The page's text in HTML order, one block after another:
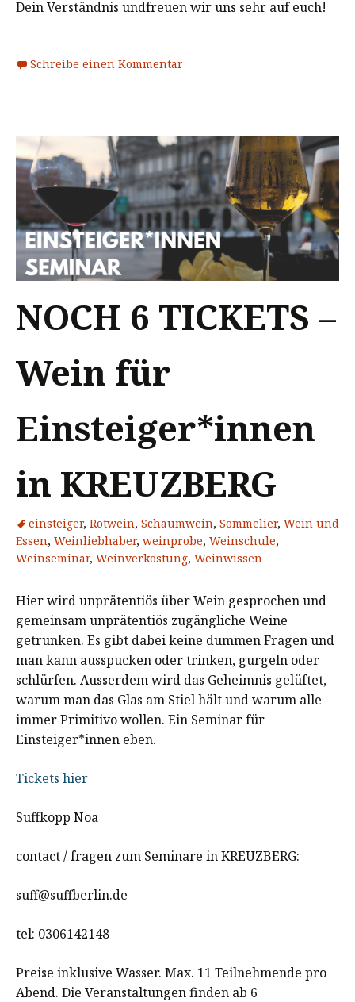
Dein Verständnis undfreuen wir uns sehr auf euch!
Schreibe einen Kommentar
NOCH 6 TICKETS –
Wein für
Einsteiger*innen
in KREUZBERG
einsteiger, Rotwein, Schaumwein, Sommelier, Wein und
Essen, Weinliebhaber, weinprobe, Weinschule,
Weinseminar, Weinverkostung, Weinwissen
Hier wird unprätentiös über Wein gesprochen und
gemeinsam unprätentiös zugängliche Weine
getrunken. Es gibt dabei keine dummen Fragen und
man kann ausspucken oder trinken, gurgeln oder
schlürfen. Ausserdem wird das Geheimnis gelüftet,
warum man das Glas am Stiel hält und warum alle
immer Primitivo wollen. Ein Seminar für
Einsteiger*innen eben.
Tickets hier
Suffkopp Noa
contact / fragen zum Seminare in KREUZBERG:
suff@suffberlin.de
tel: 0306142148
Preise inklusive Wasser. Max. 11 Teilnehmende pro
Abend. Die Veranstaltungen finden ab 6